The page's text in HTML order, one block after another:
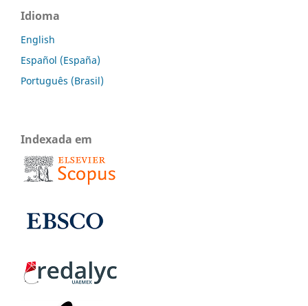
Idioma
English
Español (España)
Português (Brasil)
Indexada em